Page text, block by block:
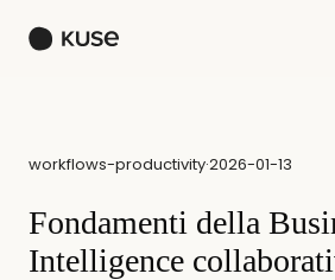
workflows-productivity·2026-01-13
Fondamenti della
Intelligence